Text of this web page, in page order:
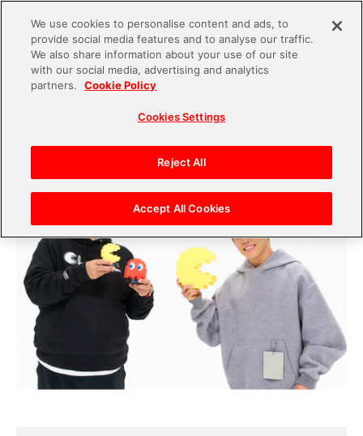
2021.03.25
んと語る「エンターテインメント×未来」
We use cookies to personalise content and ads, to
provide social media features and to analyse our traffic.
We also share information about your use of our site
with our social media, advertising and analytics
partners.
Cookie Policy
Cookies Settings
Reject All
Accept All Cookies